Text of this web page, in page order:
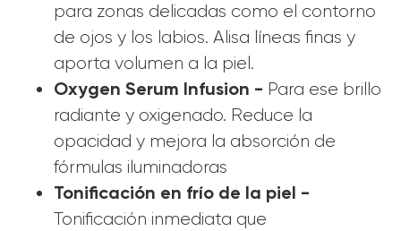
para zonas delicadas como el contorno
de ojos y los labios. Alisa líneas finas y
aporta volumen a la piel.
Oxygen Serum Infusion - Para ese brillo
radiante y oxigenado. Reduce la
opacidad y mejora la absorción de
fórmulas iluminadoras
Tonificación en frío de la piel -
Tonificación inmediata que